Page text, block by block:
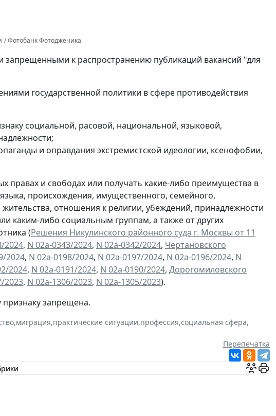
/ Фотобанк Фотодженика
запрещенными к распространению публикаций вакансий "для
государственной политики в сфере противодействия
социальной, расовой, национальной, языковой,
и оправдания экстремистской идеологии, ксенофобии,
правах и свободах или получать какие-либо преимущества в
происхождения, имущественного, семейного,
отношения к религии, убеждений, принадлежности
каким-либо социальным группам, а также от других
(Решения Никулинского районного суда г. Москвы от 11
2024, N 02а-0343/2024, N 02а-0342/2024, Чертановского
2024, N 02а-0198/2024, N 02а-0197/2024, N 02а-0196/2024, N
2024, N 02а-0191/2024, N 02а-0190/2024, Дорогомиловского
2023, N 02а-1306/2023, N 02а-1305/2023).
запрещена.
,миграция,практические ситуации,профессия,социальная сфера,
Перепечатка